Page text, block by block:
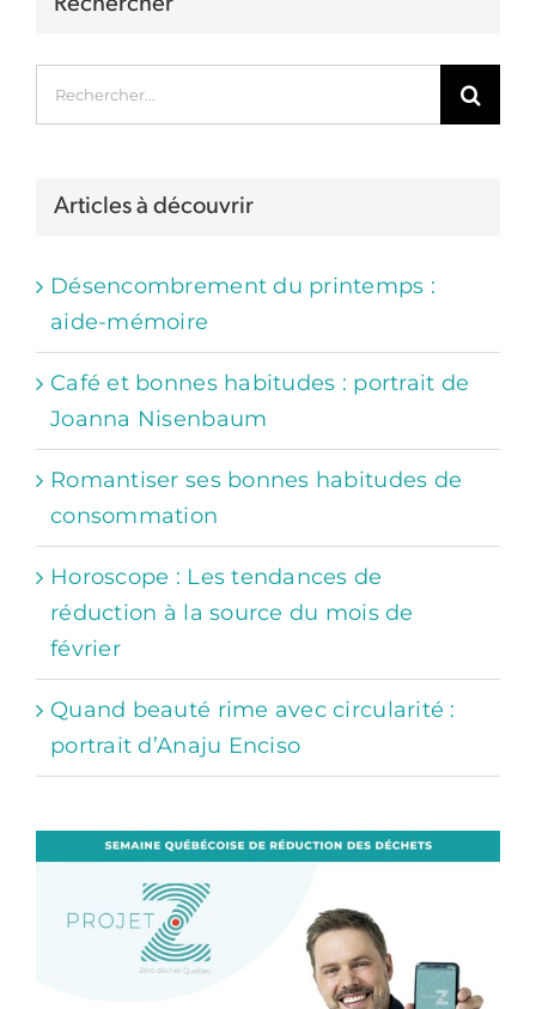
Articles à découvrir
Désencombrement du printemps :
aide-mémoire
Café et bonnes habitudes : portrait de
Joanna Nisenbaum
Romantiser ses bonnes habitudes de
consommation
Horoscope : Les tendances de
réduction à la source du mois de
février
Quand beauté rime avec circularité :
portrait d’Anaju Enciso